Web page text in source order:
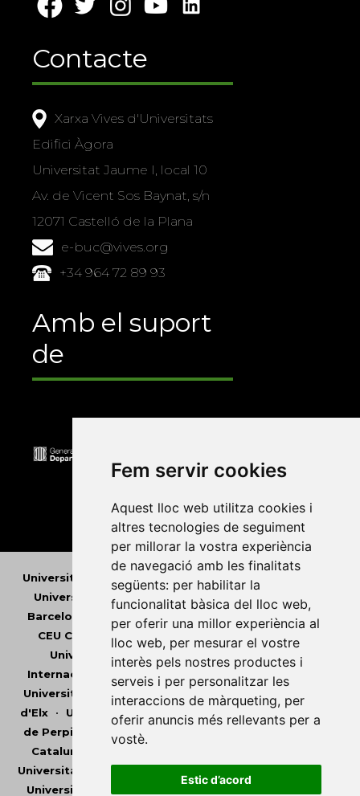
Fem servir cookies
Aquest lloc web utilitza cookies i
altres tecnologies de seguiment
per millorar la vostra experiència
de navegació amb les finalitats
següents: per habilitar la
funcionalitat bàsica del lloc web,
per oferir una millor experiència al
lloc web, per mesurar el vostre
interès pels nostres productes i
serveis i per personalitzar les
interaccions de màrqueting, per
oferir anuncis més rellevants per a
vostè.
Estic d’acord
Contacte
Xarxa Vives d'Universitats
Edifici Àgora
Universitat Jaume I, local 10
Av. de Vicent Sos Baynat, s/n
12071 Castelló de la Plana
e-buc@vives.org
+34 964 72 89 93
Amb el suport
de
Universitat Abat Oliba CEU •Universitat d'Alacant
Universitat d'Andorra
• Universitat Autònoma de
Barcelona
Universitat de Barcelona
Universitat
CEU Cardenal Herrera
Universitat de Girona
Universitat de les Illes Balears
Universitat
Internacional de Catalunya
Universitat Jaume I
Universitat de Lleida
• Universitat Miguel Hernández
d'Elx• Universitat Oberta de Catalunya •Universitat
de Perpinyà Via Domitia
Universitat Politècnica de
Catalunya
Universitat Pompeu Fabra
Universitat Ramon Llull
Universitat Rovira i Virgili
•